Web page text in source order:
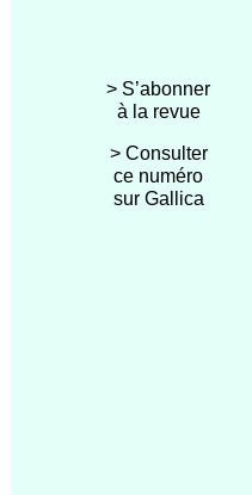
> S’abonner
à la revue
> Consulter
ce numéro
sur Gallica